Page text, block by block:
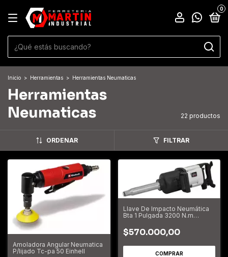
0
Inicio > Herramientas > Herramientas Neumaticas
Herramientas
Neumaticas
22 productos
ORDENAR FILTRAR
Amoladora Angular Neumatica
P/lijado Tc-pa 50 Einhell
Llave De Impacto Neumática
Bta 1 Pulgada 3200 N.m
$570.000,00